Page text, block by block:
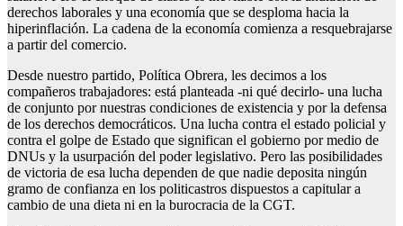
derechos laborales y una economía que se desploma hacia la
hiperinflación. La cadena de la economía comienza a resquebrajarse
a partir del comercio.
Desde nuestro partido, Política Obrera, les decimos a los
compañeros trabajadores: está planteada -ni qué decirlo- una lucha
de conjunto por nuestras condiciones de existencia y por la defensa
de los derechos democráticos. Una lucha contra el estado policial y
contra el golpe de Estado que significan el gobierno por medio de
DNUs y la usurpación del poder legislativo. Pero las posibilidades
de victoria de esa lucha dependen de que nadie deposita ningún
gramo de confianza en los politicastros dispuestos a capitular a
cambio de una dieta ni en la burocracia de la CGT.